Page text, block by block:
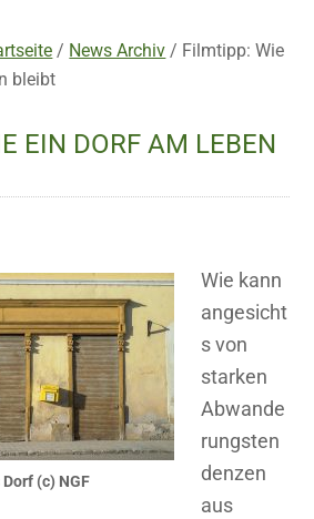
/ News Archiv / Filmtipp: Wie
bleibt
EIN DORF AM LEBEN
(c) NGF
Wie kann
angesicht
s von
starken
Abwande
rungsten
denzen
aus